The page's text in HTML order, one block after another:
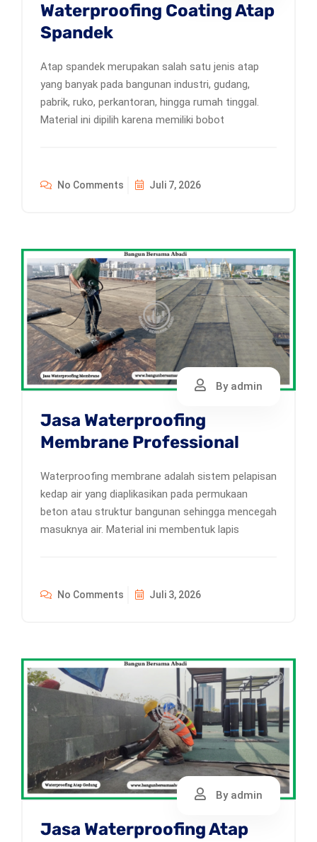
Waterproofing Coating Atap
Spandek
Atap spandek merupakan salah satu jenis atap
yang banyak pada bangunan industri, gudang,
pabrik, ruko, perkantoran, hingga rumah tinggal.
Material ini dipilih karena memiliki bobot
No Comments Juli 7, 2026
By admin
Jasa Waterproofing
Membrane Professional
Waterproofing membrane adalah sistem pelapisan
kedap air yang diaplikasikan pada permukaan
beton atau struktur bangunan sehingga mencegah
masuknya air. Material ini membentuk lapis
No Comments Juli 3, 2026
By admin
Jasa Waterproofing Atap